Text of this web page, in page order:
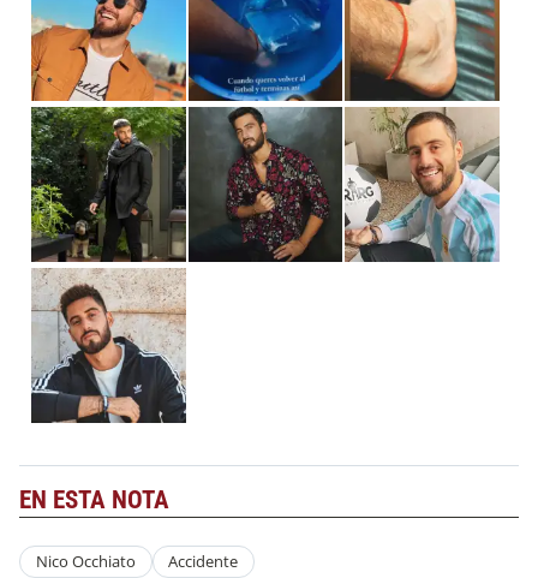
EN ESTA NOTA
Nico Occhiato Accidente